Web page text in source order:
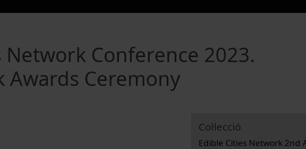
Conference 2023.
Awards Ceremony
Col·lecció
Edible Cities Network 2nd